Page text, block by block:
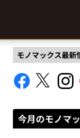
モノマックス最新
今月のモノマ